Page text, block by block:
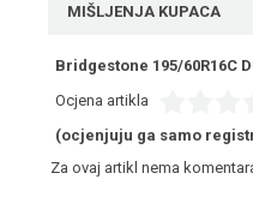
MIŠLJENJA KUPACA
Bridgestone 195/60R16C
Ocjena artikla
(ocjenjuju ga samo
Za ovaj artikl nema